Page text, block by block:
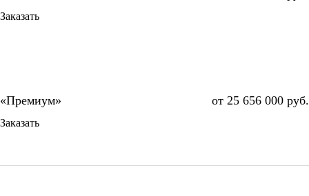
Заказать
от 25 656 000 руб.
Заказать